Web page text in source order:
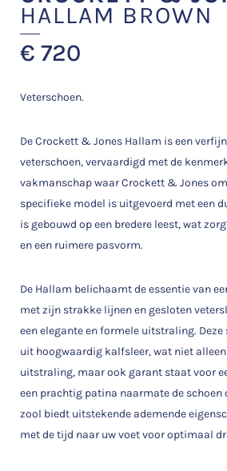
HALLAM BROWN
€ 720
Veterschoen.
De Crockett & Jones Hallam is een
veterschoen, vervaardigd met de
vakmanschap waar Crockett & Jones
specifieke model is uitgevoerd met een
is gebouwd op een bredere leest, wat
en een ruimere pasvorm.
De Hallam belichaamt de essentie van
met zijn strakke lijnen en gesloten
een elegante en formele uitstraling.
uit hoogwaardig kalfsleer, wat niet
uitstraling, maar ook garant staat voor
een prachtig patina naarmate de schoen
zool biedt uitstekende ademende
met de tijd naar uw voet voor optimaal